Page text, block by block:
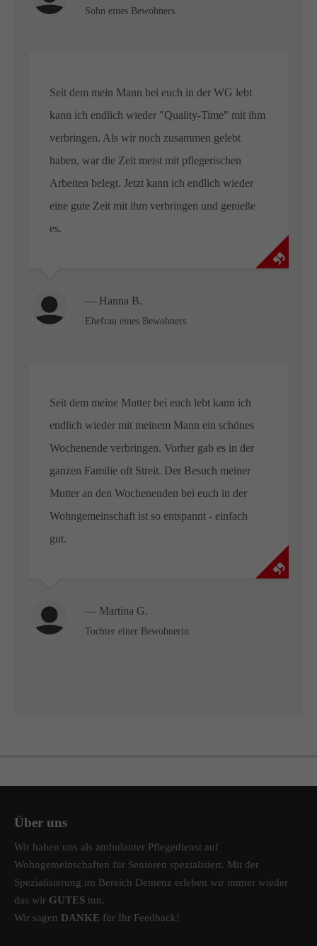
Sohn eines Bewohners
Seit dem mein Mann bei euch in der WG lebt
kann ich endlich wieder "Quality-Time" mit ihm
verbringen. Als wir noch zusammen gelebt
haben, war die Zeit meist mit pflegerischen
Arbeiten belegt. Jetzt kann ich endlich wieder
eine gute Zeit mit ihm verbringen und genieße
es.
— Hanna B.
Ehefrau eines Bewohners
Seit dem meine Mutter bei euch lebt kann ich
endlich wieder mit meinem Mann ein schönes
Wochenende verbringen. Vorher gab es in der
ganzen Familie oft Streit. Der Besuch meiner
Mutter an den Wochenenden bei euch in der
Wohngemeinschaft ist so entspannt - einfach
gut.
— Martina G.
Tochter einer Bewohnerin
Über uns
Wir haben uns als ambulanter Pflegedienst auf
Wohngemeinschaften für Senioren spezialisiert. Mit der
Spezialisierung im Bereich Demenz erleben wir immer wieder
das wir GUTES tun.
Wir sagen DANKE für Ihr Feedback!